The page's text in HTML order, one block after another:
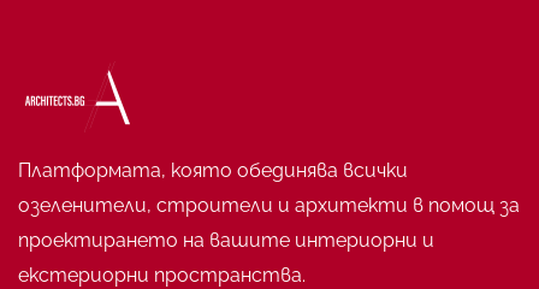
Платформата, която обединява всички
озеленители, строители и архитекти в помощ за
проектирането на вашите интериорни и
екстериорни пространства.